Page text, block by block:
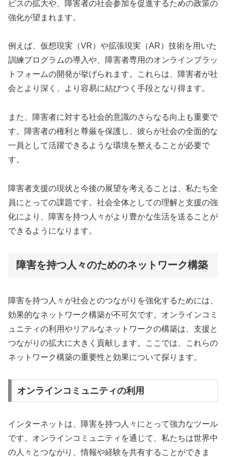
ビスの拡大や、障害者の社会参加を促進するための政策の
強化が望まれます。
例えば、仮想現実（VR）や拡張現実（AR）技術を用いた
訓練プログラムの導入や、障害者専用のオンラインプラッ
トフォームの開発が挙げられます。これらは、障害者が社
会とより深く、より容易に結びつく手段となり得ます。
また、障害者に対する社会的意識のさらなる向上も重要で
す。障害者の権利と尊厳を保護し、彼らが社会の全面的な
一員として活躍できるような環境を整えることが必要で
す。
障害者支援の現状と今後の展望を考えることは、私たち全
員にとっての課題です。社会全体としての理解と支援の強
化により、障害を持つ人々がより豊かな生活を送ることが
できるようになります。
障害を持つ人々のためのネットワーク構築
障害を持つ人々が社会とのつながりを強化するためには、
効果的なネットワーク構築が不可欠です。オンラインコミ
ュニティの利用やリアルなネットワークの構築は、支援と
つながりの拡大に大きく貢献します。ここでは、これらの
ネットワーク構築の重要性と効果について探ります。
オンラインコミュニティの利用
インターネットは、障害を持つ人々にとって強力なツール
です。オンラインコミュニティを通じて、私たちは世界中
の人々とつながり、情報や経験を共有することができま